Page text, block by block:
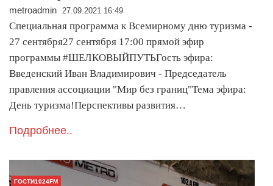
metroadmin 27.09.2021 16:49
Специальная программа к Всемирному дню туризма -
27 сентября27 сентября 17:00 прямой эфир
программы #ШЕЛКОВЫЙПУТЬГость эфира:
Введенский Иван Владимирович - Председатель
правления ассоциации "Мир без границ"Тема эфира:
День туризма!Перспективы развития…
Подробнее..
ГОСТИ1024FM